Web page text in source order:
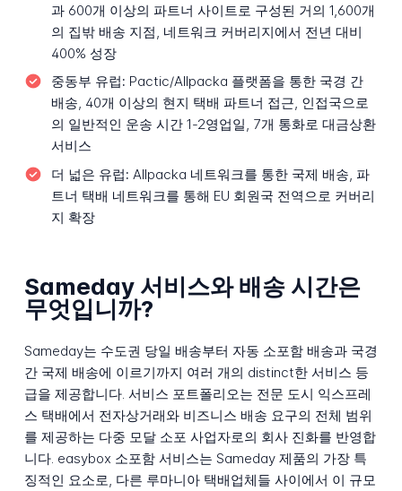
과 600개 이상의 파트너 사이트로 구성된 거의 1,600개
의 집밖 배송 지점, 네트워크 커버리지에서 전년 대비
400% 성장
중동부 유럽: Pactic/Allpacka 플랫폼을 통한 국경 간
배송, 40개 이상의 현지 택배 파트너 접근, 인접국으로
의 일반적인 운송 시간 1-2영업일, 7개 통화로 대금상환
서비스
더 넓은 유럽: Allpacka 네트워크를 통한 국제 배송, 파
트너 택배 네트워크를 통해 EU 회원국 전역으로 커버리
지 확장
Sameday 서비스와 배송 시간은
무엇입니까?
Sameday는 수도권 당일 배송부터 자동 소포함 배송과 국경
간 국제 배송에 이르기까지 여러 개의 distinct한 서비스 등
급을 제공합니다. 서비스 포트폴리오는 전문 도시 익스프레
스 택배에서 전자상거래와 비즈니스 배송 요구의 전체 범위
를 제공하는 다중 모달 소포 사업자로의 회사 진화를 반영합
니다. easybox 소포함 서비스는 Sameday 제품의 가장 특
징적인 요소로, 다른 루마니아 택배업체들 사이에서 이 규모